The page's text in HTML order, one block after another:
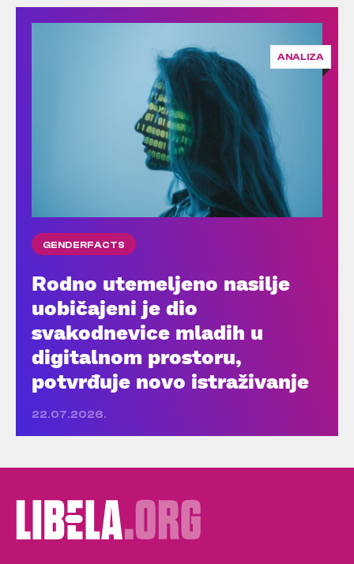
ANALIZA
GENDERFACTS
Rodno utemeljeno nasilje
uobičajeni je dio
svakodnevice mladih u
digitalnom prostoru,
potvrđuje novo istraživanje
22.07.2026.